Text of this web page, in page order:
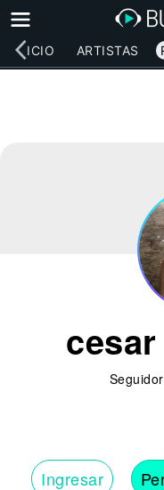
INICIO ARTISTAS
Ingresar